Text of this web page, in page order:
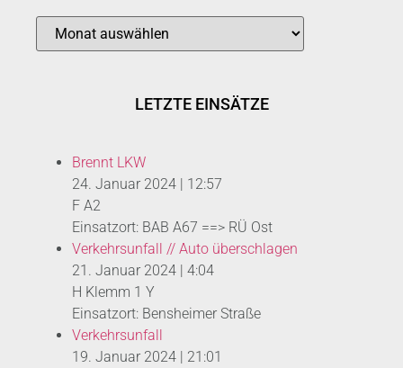
LETZTE EINSÄTZE
Brennt LKW
24. Januar 2024 | 12:57
F A2
Einsatzort: BAB A67 ==> RÜ Ost
Verkehrsunfall // Auto überschlagen
21. Januar 2024 | 4:04
H Klemm 1 Y
Einsatzort: Bensheimer Straße
Verkehrsunfall
19. Januar 2024 | 21:01